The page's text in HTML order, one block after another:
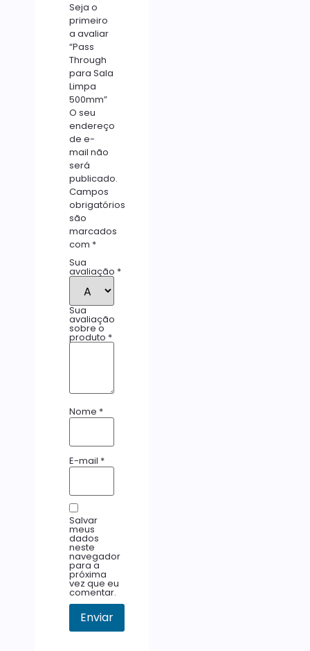
Seja o
primeiro
a avaliar
“Pass
Through
para Sala
Limpa
500mm”
O seu
endereço
de e-
mail não
será
publicado.
Campos
obrigatórios
são
marcados
com *
Sua
avaliação *
Sua
avaliação
sobre o
produto *
Nome *
E-mail *
Salvar
meus
dados
neste
navegador
para a
próxima
vez que eu
comentar.